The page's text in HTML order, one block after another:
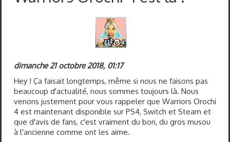
Omega Force
Kou Shibusawa
Tecmo Team Ninja
dimanche 21 octobre 2018, 01:17
Hey ! Ça faisait longtemps, même si nous ne faisons pas
beaucoup d'actualité, nous sommes toujours là. Nous
venons justement pour vous rappeler que Warriors Orochi
4 est maintenant disponible sur PS4, Switch et Steam et
que d'avis de fans, c'est vraiment du bon, du gros musou
à l'ancienne comme ont les aime.